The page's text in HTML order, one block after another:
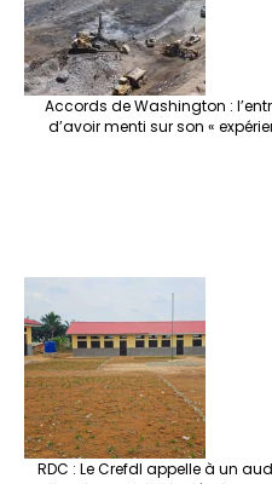
Accords de Washington :
d’avoir menti sur son «
RDC : Le Crefdl appelle à un